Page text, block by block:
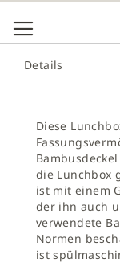
# DRÜCKEN SIE
Details
Diese
die Lunchbox
ist mit einem
der ihn auch
verwendete
Normen
ist